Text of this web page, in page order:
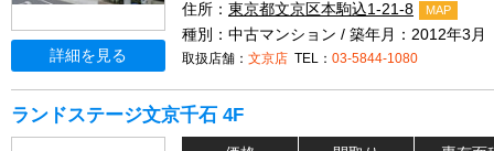
詳細を見る
住所： 東京都文京区本駒込1-21-8 MAP
種別：中古マンション / 築年月：2012年3月
取扱店舗： 文京店 TEL： 03-5844-1080
ランドステージ文京千石 4F